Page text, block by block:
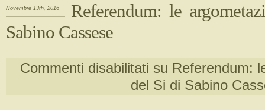
Novembre 13th, 2016
Referendum: le
Sabino Cassese
Commenti disabilitati su Referendum:
del Si di Sabino